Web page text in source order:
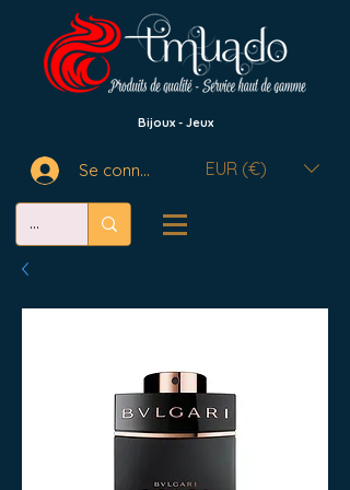
Bijoux - Jeux
Se connecter EUR (€)